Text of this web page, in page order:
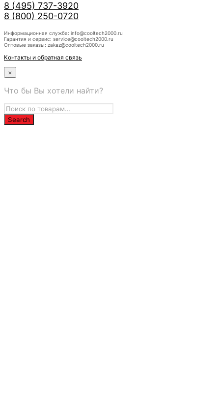
8 (495) 737-3920
8 (800) 250-0720
Информационная служба: info@cooltech2000.ru
Гарантия и сервис: service@cooltech2000.ru
Оптовые заказы: zakaz@cooltech2000.ru
Контакты и обратная связь
×
Что бы Вы хотели найти?